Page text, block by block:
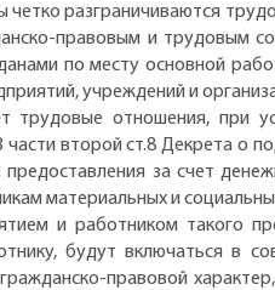
четко разграничиваются
правовым и трудовым
по месту основной
учреждений и
трудовые отношения, при
части второй ст.8 Декрета о
предоставления за счет
материальных и
и работником такого
будут включаться в
правовой